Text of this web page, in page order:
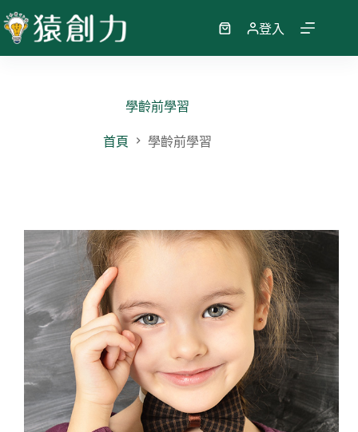
跳
至
購
物
登入
學齡前學習
首頁 學齡前學習